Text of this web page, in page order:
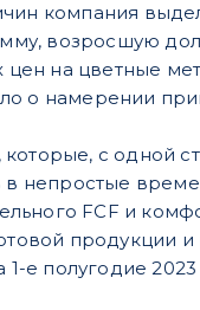
компания
возросшую
на цветные
о намерении
которые, с одной
в непростые
FCF и
продукции
полугодие 2023